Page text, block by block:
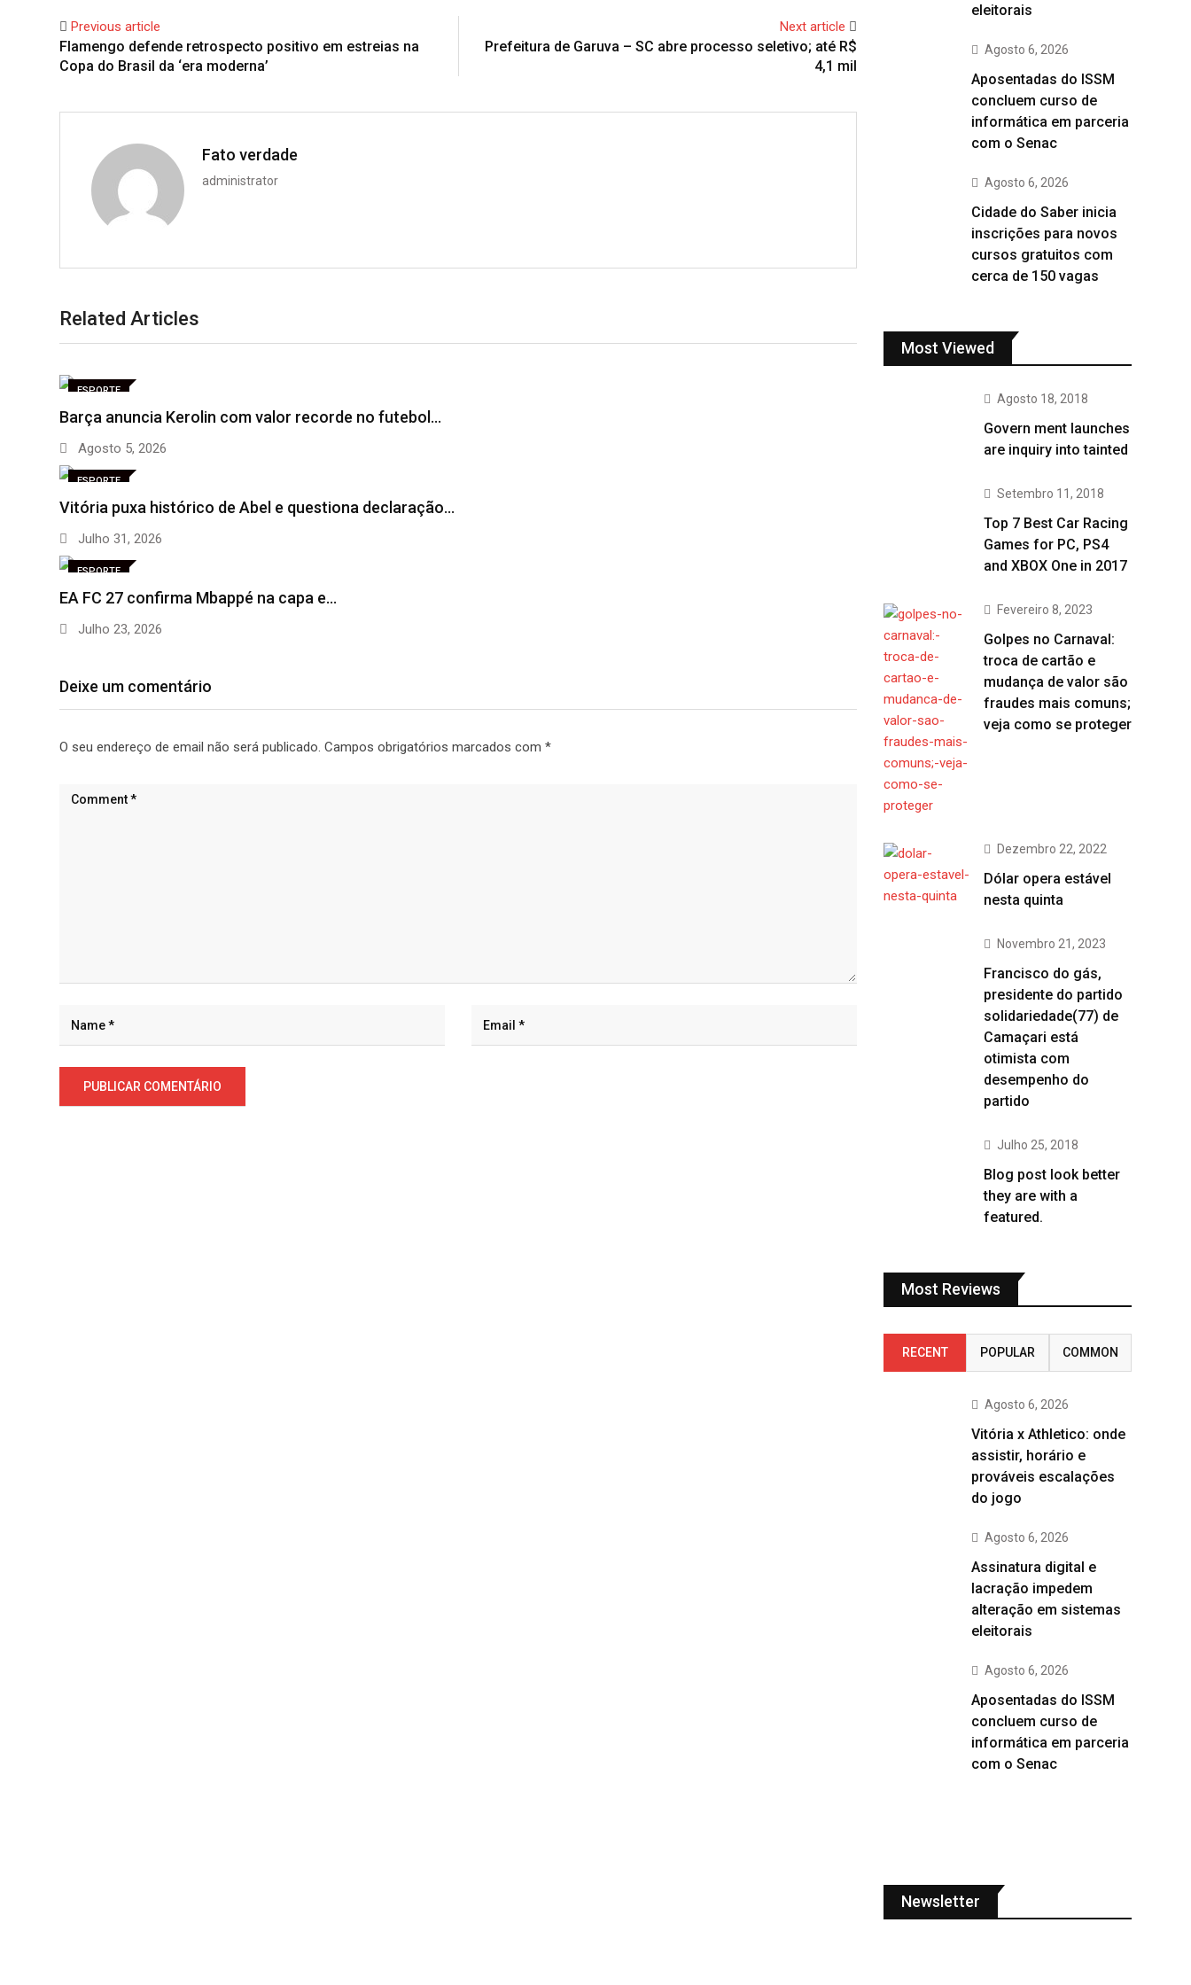
Previous article
Flamengo defende retrospecto positivo em estreias na
Copa do Brasil da ‘era moderna’
Next article
Prefeitura de Garuva – SC abre processo seletivo; até R$
4,1 mil
Fato verdade
administrator
Related Articles
ESPORTE
Barça anuncia Kerolin com valor recorde no futebol…
Agosto 5, 2026
ESPORTE
Vitória puxa histórico de Abel e questiona declaração…
Julho 31, 2026
ESPORTE
EA FC 27 confirma Mbappé na capa e…
Julho 23, 2026
Deixe um comentário
O seu endereço de email não será publicado. Campos obrigatórios marcados com *
eleitorais
Agosto 6, 2026
Aposentadas do ISSM
concluem curso de
informática em parceria
com o Senac
Agosto 6, 2026
Cidade do Saber inicia
inscrições para novos
cursos gratuitos com
cerca de 150 vagas
Most Viewed
Agosto 18, 2018
Govern ment launches
are inquiry into tainted
Setembro 11, 2018
Top 7 Best Car Racing
Games for PC, PS4
and XBOX One in 2017
Fevereiro 8, 2023
Golpes no Carnaval:
troca de cartão e
mudança de valor são
fraudes mais comuns;
veja como se proteger
Dezembro 22, 2022
Dólar opera estável
nesta quinta
Novembro 21, 2023
Francisco do gás,
presidente do partido
solidariedade(77) de
Camaçari está
otimista com
desempenho do
partido
Julho 25, 2018
Blog post look better
they are with a
featured.
Most Reviews
RECENT POPULAR COMMON
Agosto 6, 2026
Vitória x Athletico: onde
assistir, horário e
prováveis escalações
do jogo
Agosto 6, 2026
Assinatura digital e
lacração impedem
alteração em sistemas
eleitorais
Agosto 6, 2026
Aposentadas do ISSM
concluem curso de
informática em parceria
com o Senac
Newsletter